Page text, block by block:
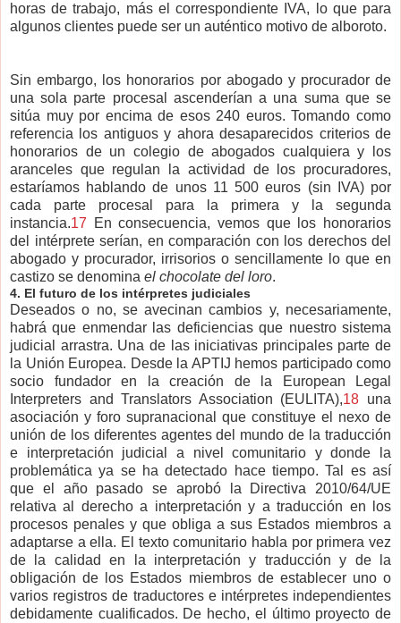
horas de trabajo, más el correspondiente IVA, lo que para
algunos clientes puede ser un auténtico motivo de alboroto.
Sin embargo, los honorarios por abogado y procurador de
una sola parte procesal ascenderían a una suma que se
sitúa muy por encima de esos 240 euros. Tomando como
referencia los antiguos y ahora desaparecidos criterios de
honorarios de un colegio de abogados cualquiera y los
aranceles que regulan la actividad de los procuradores,
estaríamos hablando de unos 11 500 euros (sin IVA) por
cada parte procesal para la primera y la segunda
instancia.17 En consecuencia, vemos que los honorarios
del intérprete serían, en comparación con los derechos del
abogado y procurador, irrisorios o sencillamente lo que en
castizo se denomina el chocolate del loro.
4. El futuro de los intérpretes judiciales
Deseados o no, se avecinan cambios y, necesariamente,
habrá que enmendar las deficiencias que nuestro sistema
judicial arrastra. Una de las iniciativas principales parte de
la Unión Europea. Desde la APTIJ hemos participado como
socio fundador en la creación de la European Legal
Interpreters and Translators Association (EULITA),18 una
asociación y foro supranacional que constituye el nexo de
unión de los diferentes agentes del mundo de la traducción
e interpretación judicial a nivel comunitario y donde la
problemática ya se ha detectado hace tiempo. Tal es así
que el año pasado se aprobó la Directiva 2010/64/UE
relativa al derecho a interpretación y a traducción en los
procesos penales y que obliga a sus Estados miembros a
adaptarse a ella. El texto comunitario habla por primera vez
de la calidad en la interpretación y traducción y de la
obligación de los Estados miembros de establecer uno o
varios registros de traductores e intérpretes independientes
debidamente cualificados. De hecho, el último proyecto de